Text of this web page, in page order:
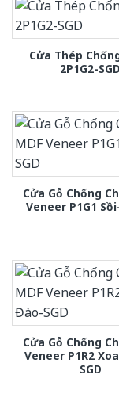
Cửa Thép
2P1G2-SGD
Cửa Gỗ Chống
Veneer P1G1
Cửa Gỗ Chống
Veneer P1R2
SGD